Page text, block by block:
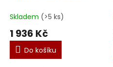
38cm
Skladem (>5 ks)
1 936 Kč
Do košíku